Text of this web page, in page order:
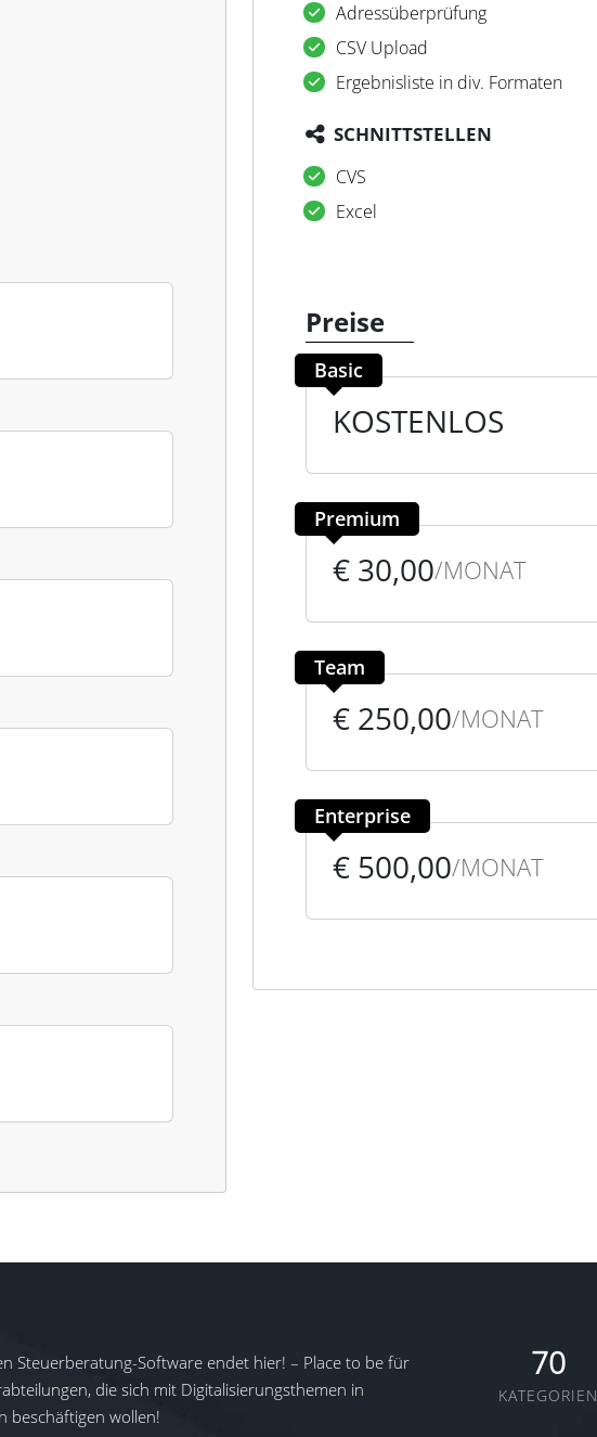
Adressüberprüfung
CSV Upload
Ergebnisliste in div. Formaten
SCHNITTSTELLEN
CVS
Excel
Preise
Basic
KOSTENLOS
Premium
€ 30,00/MONAT
Team
€ 250,00/MONAT
Enterprise
€ 500,00/MONAT
Steuerberatung-Software endet hier! – Place to be für
die sich mit Digitalisierungsthemen in
beschäftigen wollen!
70
KATEGORIEN